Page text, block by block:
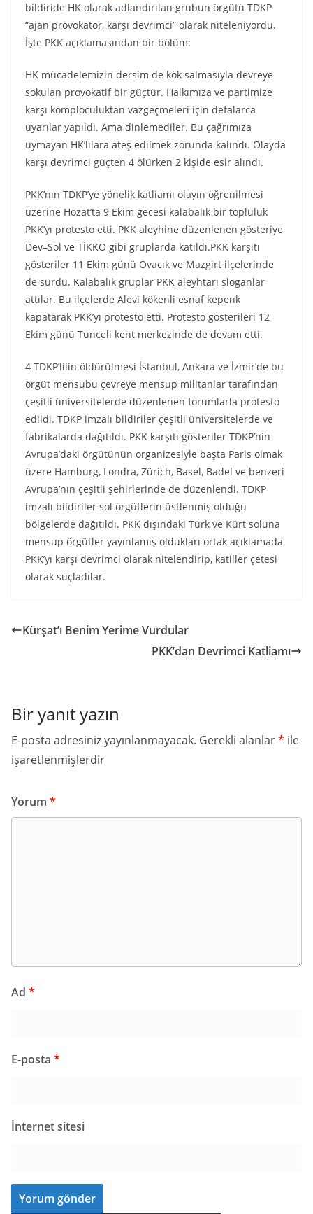
bildiride HK olarak adlandırılan grubun örgütü TDKP
“ajan provokatör, karşı devrimci” olarak niteleniyordu.
İşte PKK açıklamasından bir bölüm:
HK mücadelemizin dersim de kök salmasıyla devreye
sokulan provokatif bir güçtür. Halkımıza ve partimize
karşı komploculuktan vazgeçmeleri için defalarca
uyarılar yapıldı. Ama dinlemediler. Bu çağrımıza
uymayan HK’lılara ateş edilmek zorunda kalındı. Olayda
karşı devrimci güçten 4 ölürken 2 kişide esir alındı.
PKK’nın TDKP’ye yönelik katliamı olayın öğrenilmesi
üzerine Hozat’ta 9 Ekim gecesi kalabalık bir topluluk
PKK’yı protesto etti. PKK aleyhine düzenlenen gösteriye
Dev–Sol ve TİKKO gibi gruplarda katıldı.PKK karşıtı
gösteriler 11 Ekim günü Ovacık ve Mazgirt ilçelerinde
de sürdü. Kalabalık gruplar PKK aleyhtarı sloganlar
attılar. Bu ilçelerde Alevi kökenli esnaf kepenk
kapatarak PKK’yı protesto etti. Protesto gösterileri 12
Ekim günü Tunceli kent merkezinde de devam etti.
4 TDKP’lilin öldürülmesi İstanbul, Ankara ve İzmir’de bu
örgüt mensubu çevreye mensup militanlar tarafından
çeşitli üniversitelerde düzenlenen forumlarla protesto
edildi. TDKP imzalı bildiriler çeşitli üniversitelerde ve
fabrikalarda dağıtıldı. PKK karşıtı gösteriler TDKP’nin
Avrupa’daki örgütünün organizesiyle başta Paris olmak
üzere Hamburg, Londra, Zürich, Basel, Badel ve benzeri
Avrupa’nın çeşitli şehirlerinde de düzenlendi. TDKP
imzalı bildiriler sol örgütlerin üstlenmiş olduğu
bölgelerde dağıtıldı. PKK dışındaki Türk ve Kürt soluna
mensup örgütler yayınlamış oldukları ortak açıklamada
PKK’yı karşı devrimci olarak nitelendirip, katiller çetesi
olarak suçladılar.
Kürşat’ı Benim Yerime Vurdular
PKK’dan Devrimci Katliamı
Bir yanıt yazın
E-posta adresiniz yayınlanmayacak. Gerekli alanlar* ile
işaretlenmişlerdir
Yorum *
Ad *
E-posta *
İnternet sitesi